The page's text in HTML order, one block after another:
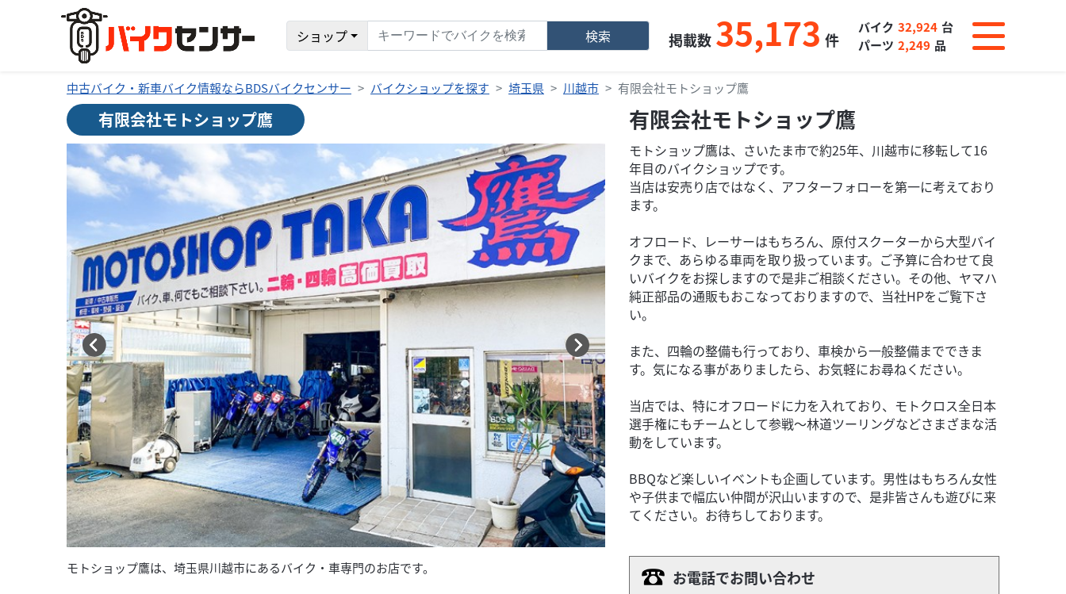
ショップ 検索 掲載数 35,173 件
バイク 32,924 台
パーツ 2,249 品
中古バイク・新車バイク情報ならBDSバイクセンサー バイクショップを探す 埼玉県 川越市 有限会社モトショップ鷹
有限会社モトショップ鷹
モトショップ鷹は、埼玉県川越市にあるバイク・車専門のお店です。
オフロード、レーサーはもちろんスクーターからトランポまで販売・修理・板金修
く展開しています。
有限会社モトショップ鷹
モトショップ鷹は、さいたま市で約25年、川越市に移転して16
年目のバイクショップです。
当店は安売り店ではなく、アフターフォローを第一に考えており
ます。
オフロード、レーサーはもちろん、原付スクーターから大型バイ
クまで、あらゆる車両を取り扱っています。ご予算に合わせて良
いバイクをお探しますので是非ご相談ください。その他、ヤマハ
純正部品の通販もおこなっておりますので、当社HPをご覧下さ
い。
また、四輪の整備も行っており、車検から一般整備までできま
す。気になる事がありましたら、お気軽にお尋ねください。
当店では、特にオフロードに力を入れており、モトクロス全日本
選手権にもチームとして参戦〜林道ツーリングなどさまざまな活
動をしています。
BBQなど楽しいイベントも企画しています。男性はもちろん女性
や子供まで幅広い仲間が沢山いますので、是非皆さんも遊びに来
てください。お待ちしております。
お電話でお問い合わせ